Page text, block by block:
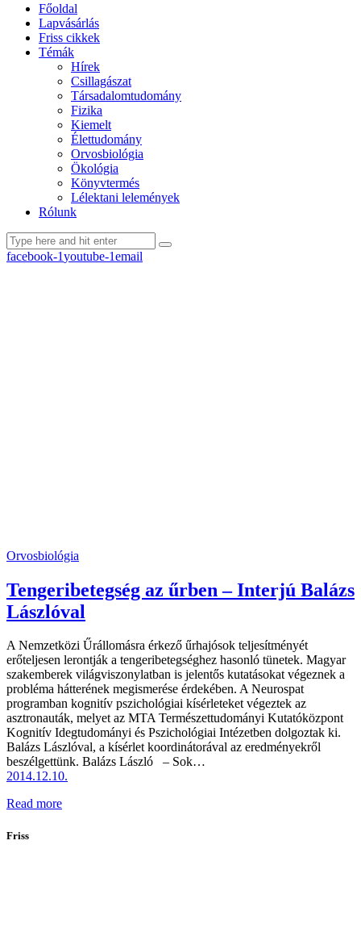
Főoldal
Lapvásárlás
Friss cikkek
Témák
Hírek
Csillagászat
Társadalomtudomány
Fizika
Kiemelt
Élettudomány
Orvosbiológia
Ökológia
Könyvtermés
Lélektani lelemények
Rólunk
facebook-1youtube-1email
Orvosbiológia
Tengeribetegség az űrben – Interjú Balázs
Lászlóval
A Nemzetközi Űrállomásra érkező űrhajósok teljesítményét
erőteljesen lerontják a tengeribetegséghez hasonló tünetek. Magyar
szakemberek világviszonylatban is jelentős kutatásokat végeznek a
probléma hátterének megismerése érdekében. A Neurospat
programban kognitív pszichológiai kísérleteket végeztek az
asztronauták, melyet az MTA Természettudományi Kutatóközpont
Kognitív Idegtudományi és Pszichológiai Intézetben dolgoztak ki.
Balázs Lászlóval, a kísérlet koordinátorával az eredményekről
beszélgettünk. Balázs László – Sok…
2014.12.10.
Read more
Friss